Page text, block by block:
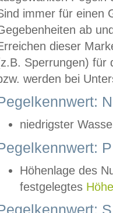
immer für einen
ab
dieser
Sperrungen) für
werden bei
niedrigster
Höhenlage des
festgelegtes